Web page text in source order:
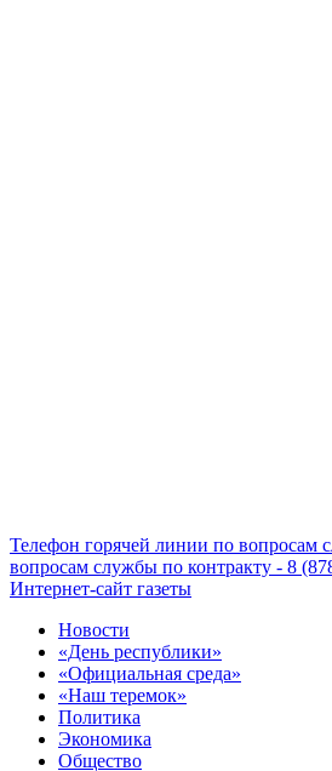
Телефон горячей линии по вопросам
вопросам службы по контракту - 8
Интернет-сайт газеты
Новости
«День республики»
«Официальная среда»
«Наш теремок»
Политика
Экономика
Общество